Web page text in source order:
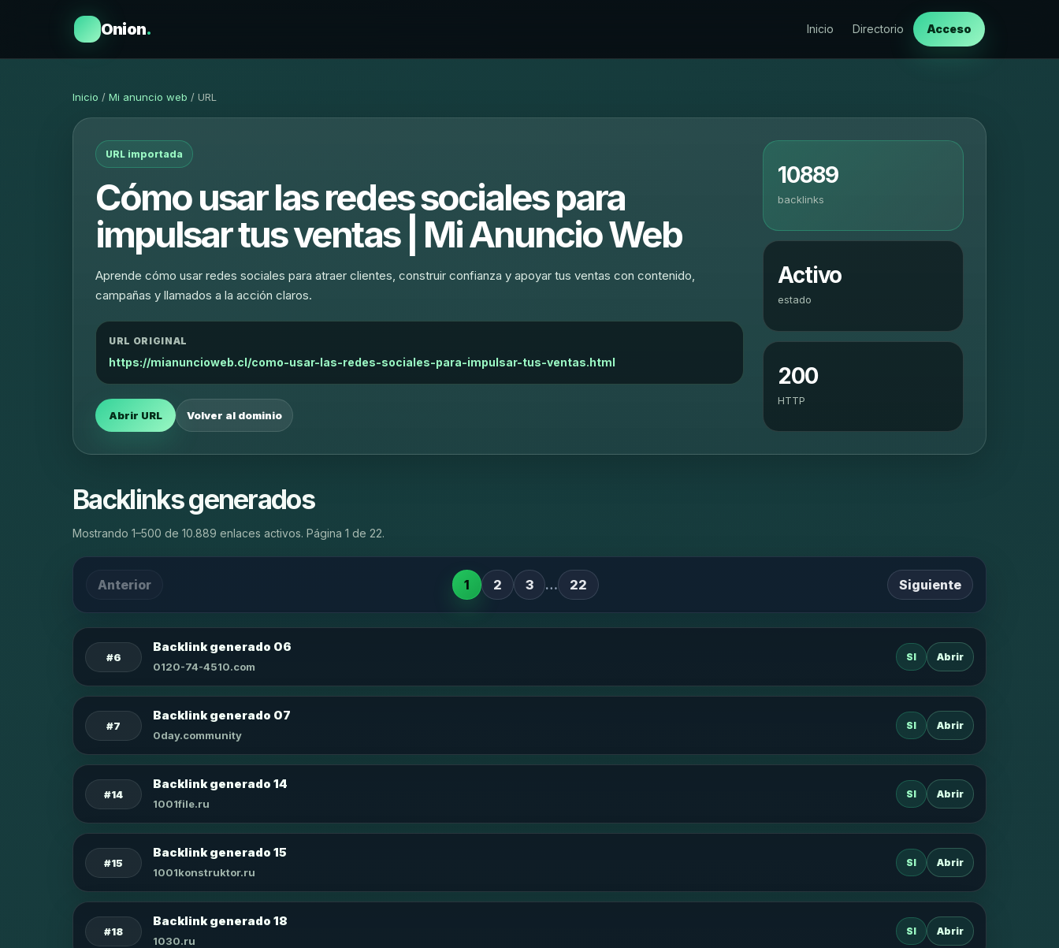
Onion. Inicio Directorio Acceso
Inicio / Mi anuncio web / URL
URL importada
Cómo usar las redes sociales para
impulsar tus ventas | Mi Anuncio Web
Aprende cómo usar redes sociales para atraer clientes, construir confianza y apoyar tus ventas con contenido,
campañas y llamados a la acción claros.
URL ORIGINAL
https://mianuncioweb.cl/como-usar-las-redes-sociales-para-impulsar-tus-ventas.html
Abrir URL Volver al dominio
10889
backlinks
Activo
estado
200
HTTP
Backlinks generados
Mostrando 1–500 de 10.889 enlaces activos. Página 1 de 22.
Anterior 1 2 3 … 22 Siguiente
#6
Backlink generado 06
0120-74-4510.com
SI Abrir
#7
Backlink generado 07
0day.community
SI Abrir
#14
Backlink generado 14
1001file.ru
SI Abrir
#15
Backlink generado 15
1001konstruktor.ru
SI Abrir
#18
Backlink generado 18
1030.ru
SI Abrir